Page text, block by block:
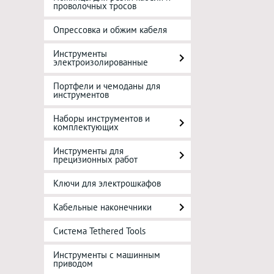
проволочных тросов
Опрессовка и обжим кабеля
Инструменты
электроизолированные
Портфели и чемоданы для
инструментов
Наборы инструментов и
комплектующих
Инструменты для
прецизионных работ
Ключи для электрошкафов
Кабельные наконечники
Система Tethered Tools
Инструменты с машинным
приводом